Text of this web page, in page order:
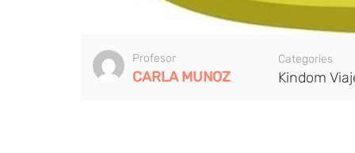
Profesor
CARLA MUNOZ
Categories
Kindom